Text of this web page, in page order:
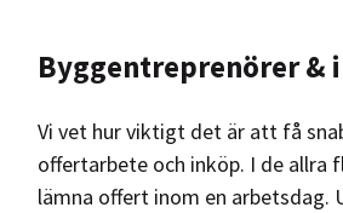
Byggentreprenörer &
Vi vet hur viktigt det är att få
offertarbete och inköp. I de allra
lämna offert inom en arbetsdag.